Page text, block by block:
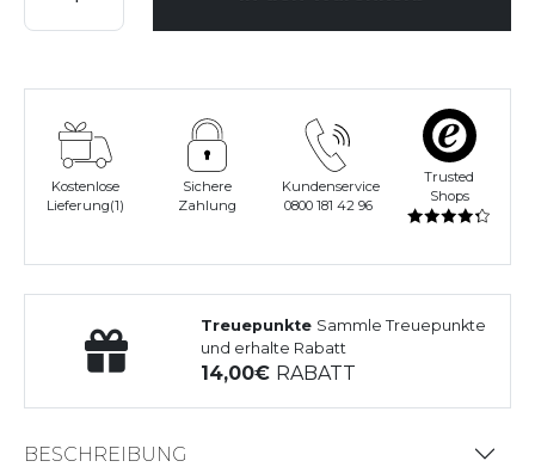
Kostenlose
Lieferung(1)
Sichere
Zahlung
Kundenservice
0800 181 42 96
Trusted
Shops
Treuepunkte Sammle Treuepunkte
und erhalte Rabatt
14,00 RABATT
BESCHREIBUNG